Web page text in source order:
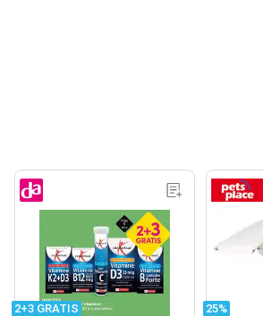
2+3 GRATIS 25%